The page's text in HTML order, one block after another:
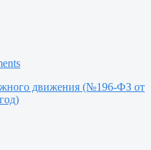
движения (№196-ФЗ от